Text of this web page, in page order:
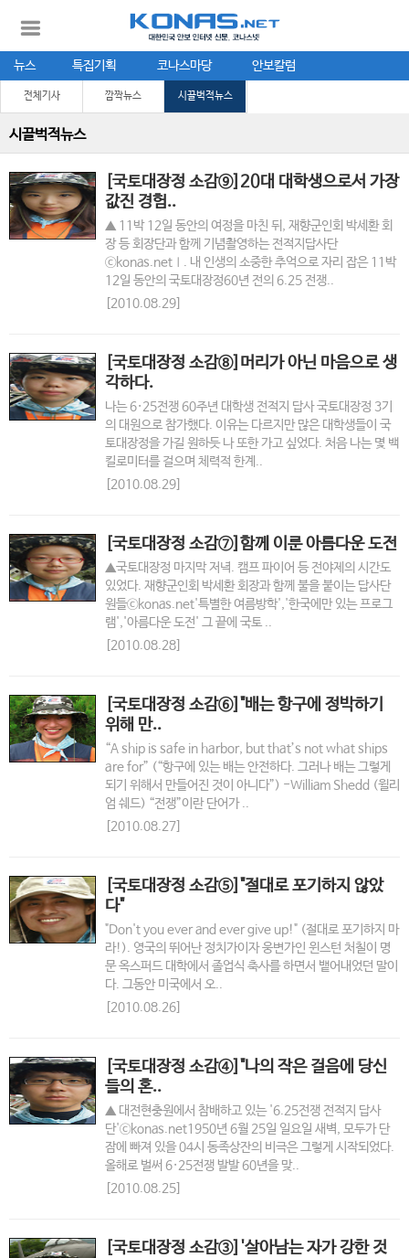
뉴스 특집기획 코나스마당 안보칼럼
전체기사 깜짝뉴스 시끌벅적뉴스
시끌벅적뉴스
[국토대장정 소감⑨]20대 대학생으로서 가장
값진 경험..
▲ 11박 12일 동안의 여정을 마친 뒤, 재향군인회 박세환 회
장 등 회장단과 함께 기념촬영하는 전적지답사단
ⓒkonas.netⅠ. 내 인생의 소중한 추억으로 자리 잡은 11박
12일 동안의 국토대장정60년 전의 6.25 전쟁..
[2010.08.29]
[국토대장정 소감⑧]머리가 아닌 마음으로 생
각하다.
나는 6·25전쟁 60주년 대학생 전적지 답사 국토대장정 3기
의 대원으로 참가했다. 이유는 다르지만 많은 대학생들이 국
토대장정을 가길 원하듯 나 또한 가고 싶었다. 처음 나는 몇 백
킬로미터를 걸으며 체력적 한계..
[2010.08.29]
[국토대장정 소감⑦]함께 이룬 아름다운 도전
▲국토대장정 마지막 저녁. 캠프 파이어 등 전야제의 시간도
있었다. 재향군인회 박세환 회장과 함께 불을 붙이는 답사단
원들ⓒkonas.net'특별한 여름방학','한국에만 있는 프로그
램','아름다운 도전' 그 끝에 국토 ..
[2010.08.28]
[국토대장정 소감⑥]"배는 항구에 정박하기
위해 만..
“A ship is safe in harbor, but that’s not what ships
are for” (“항구에 있는 배는 안전하다. 그러나 배는 그렇게
되기 위해서 만들어진 것이 아니다”) -William Shedd (윌리
엄 쉐드) “전쟁”이란 단어가 ..
[2010.08.27]
[국토대장정 소감⑤]"절대로 포기하지 않았
다"
"Don't you ever and ever give up!" (절대로 포기하지 마
라!). 영국의 뛰어난 정치가이자 웅변가인 윈스턴 처칠이 명
문 옥스퍼드 대학에서 졸업식 축사를 하면서 뱉어내었던 말이
다. 그동안 미국에서 오..
[2010.08.26]
[국토대장정 소감④]"나의 작은 걸음에 당신
들의 혼..
▲ 대전현충원에서 참배하고 있는 '6.25전쟁 전적지 답사
단'ⓒkonas.net1950년 6월 25일 일요일 새벽, 모두가 단
잠에 빠져 있을 04시 동족상잔의 비극은 그렇게 시작되었다.
올해로 벌써 6·25전쟁 발발 60년을 맞..
[2010.08.25]
[국토대장정 소감③]'살아남는 자가 강한 것